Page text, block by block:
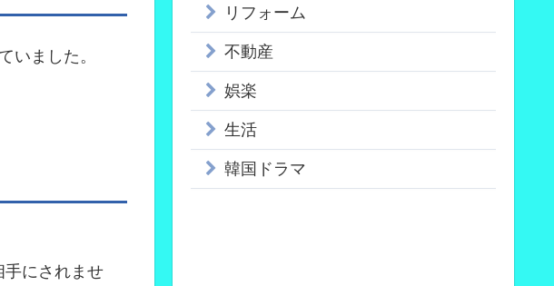
いました。
手にされませ
リフォーム
不動産
娯楽
生活
韓国ドラマ